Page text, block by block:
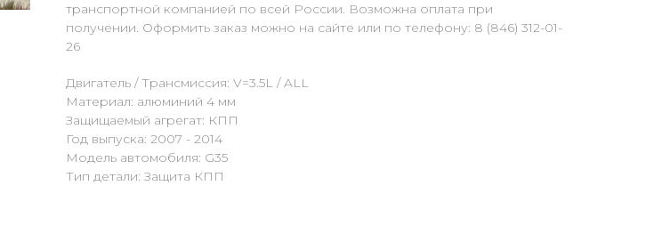
транспортной компанией по всей России. Возможна оплата при
получении. Оформить заказ можно на сайте или по телефону: 8 (846) 312-01-
26
Двигатель / Трансмиссия: V=3.5L / ALL
Материал: алюминий 4 мм
Защищаемый агрегат: КПП
Год выпуска: 2007 - 2014
Модель автомобиля: G35
Тип детали: Защита КПП